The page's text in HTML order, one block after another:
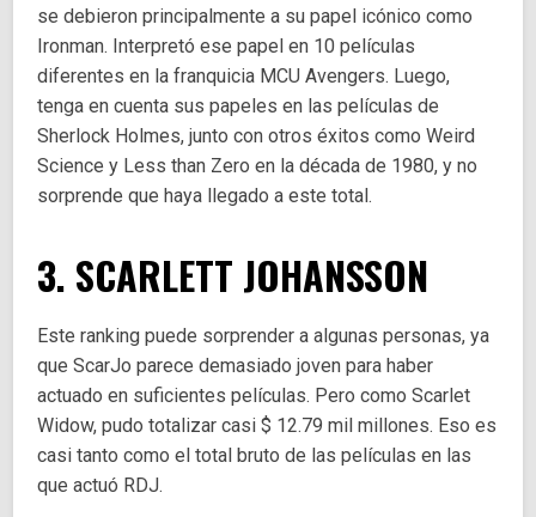
se debieron principalmente a su papel icónico como
Ironman. Interpretó ese papel en 10 películas
diferentes en la franquicia MCU Avengers. Luego,
tenga en cuenta sus papeles en las películas de
Sherlock Holmes, junto con otros éxitos como Weird
Science y Less than Zero en la década de 1980, y no
sorprende que haya llegado a este total.
3. SCARLETT JOHANSSON
Este ranking puede sorprender a algunas personas, ya
que ScarJo parece demasiado joven para haber
actuado en suficientes películas. Pero como Scarlet
Widow, pudo totalizar casi $ 12.79 mil millones. Eso es
casi tanto como el total bruto de las películas en las
que actuó RDJ.